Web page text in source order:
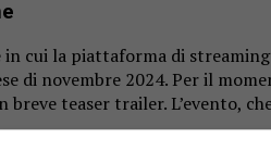
cui la piattaforma di
di novembre 2024. Per il
teaser trailer. L’evento,